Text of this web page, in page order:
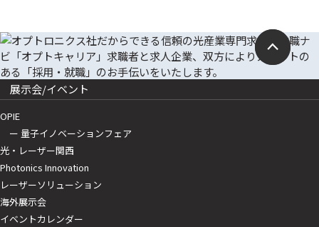
展示会/イベント
OPIE
ー 量子イノベーションフェア
光・レーザー関西
Photonics Innovation
レーザーソリューション
海外展示会
イベントカレンダー